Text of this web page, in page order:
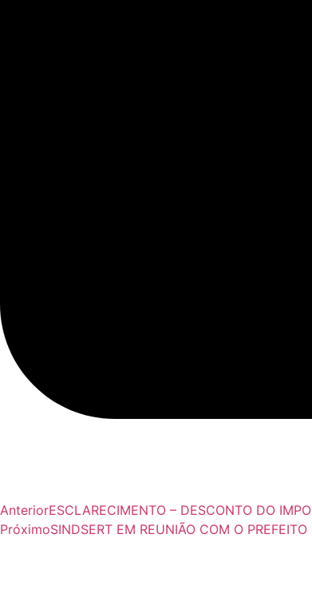
AnteriorESCLARECIMENTO – DESCONTO DO
PróximoSINDSERT EM REUNIÃO COM O